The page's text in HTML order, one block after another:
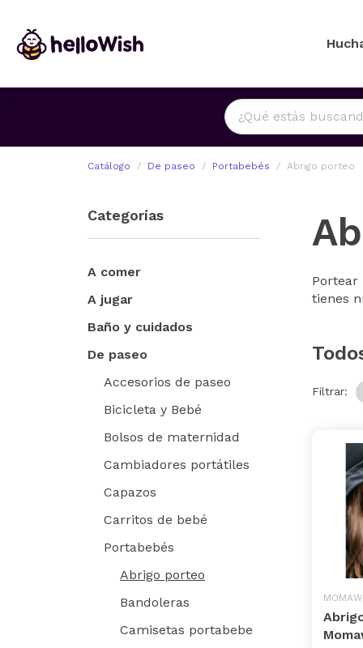
Catálogo De paseo Portabebés Abrigo porteo
Categorías
A comer
A jugar
Baño y cuidados
De paseo
Accesorios de paseo
Bicicleta y Bebé
Bolsos de maternidad
Cambiadores portátiles
Capazos
Carritos de bebé
Portabebés
Abrigo porteo
Bandoleras
Camisetas portabebe
Portear
tienes
Filtrar: